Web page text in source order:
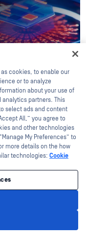
آخر المقالات
مخاطر برنامج IntelligentFILE
أغسطس 5 2026
«المسح الذكي»
للأجهزة وفقًا
cookies, to enable our
or to analyze
about your use of
partners. This
select ads and content
All,” you agree to
and other technologies
My Preferences” to
more details on the how
technologies: Cookie